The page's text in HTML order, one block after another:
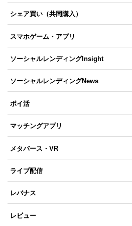
シェア買い（共同購入）
スマホゲーム・アプリ
ソーシャルレンディングInsight
ソーシャルレンディングNews
ポイ活
マッチングアプリ
メタバース・VR
ライブ配信
レバナス
レビュー